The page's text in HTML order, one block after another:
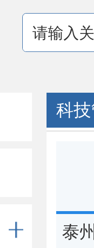
科
泰